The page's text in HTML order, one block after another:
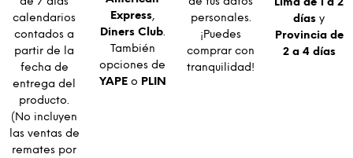
calendarios
contados a
partir de la
fecha de
entrega del
producto.
(No incluyen
las ventas de
remates por
Express,
Diners Club.
También
opciones de
YAPEo PLIN
personales.
¡Puedes
comprar con
tranquilidad!
Lima de 1 a 2
días y
Provincia de
2 a 4 días